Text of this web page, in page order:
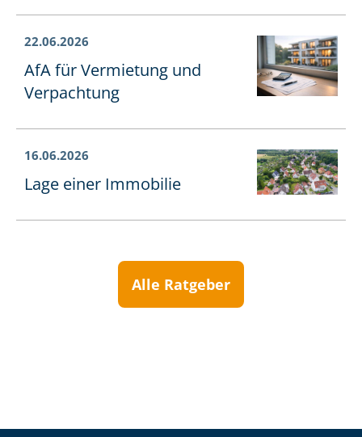
22.06.2026
AfA für Vermietung und
Verpachtung
16.06.2026
Lage einer Immobilie
Alle Ratgeber